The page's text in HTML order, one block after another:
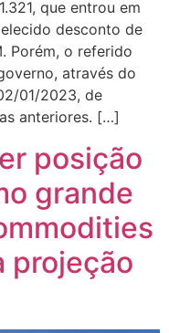
que entrou em
desconto de
Porém, o referido
através do
01/2023, de
anteriores. […]
posição
grande
projeção